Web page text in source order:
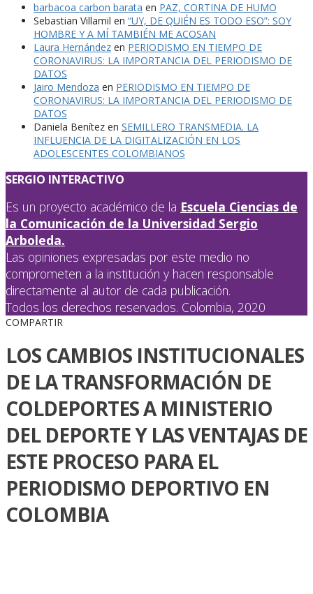
barbacoa carbon barata en PAZ, CORTINA DE HUMO
Sebastian Villamil en “UY, DE QUIÉN ES TODO ESO”: SOY
HOMBRE Y A MÍ TAMBIÉN ME ACOSAN
Laura Hernández en PERIODISMO EN TIEMPO DE
CORONAVIRUS: LA IMPORTANCIA DEL PERIODISMO DE
DATOS
Jairo Mendoza en PERIODISMO EN TIEMPO DE
CORONAVIRUS: LA IMPORTANCIA DEL PERIODISMO DE
DATOS
Daniela Benítez en SEMILLERO TRANSMEDIA. LA
INFLUENCIA DE LA DIGITALIZACIÓN EN LOS
ADOLESCENTES COLOMBIANOS
SERGIO INTERACTIVO
Es un proyecto académico de la Escuela Ciencias de
la Comunicación de la Universidad Sergio
Arboleda.
Las opiniones expresadas por este medio no
comprometen a la institución y hacen responsable
directamente al autor de cada publicación.
Todos los derechos reservados. Colombia, 2020
COMPARTIR
LOS CAMBIOS INSTITUCIONALES
DE LA TRANSFORMACIÓN DE
COLDEPORTES A MINISTERIO
DEL DEPORTE Y LAS VENTAJAS DE
ESTE PROCESO PARA EL
PERIODISMO DEPORTIVO EN
COLOMBIA